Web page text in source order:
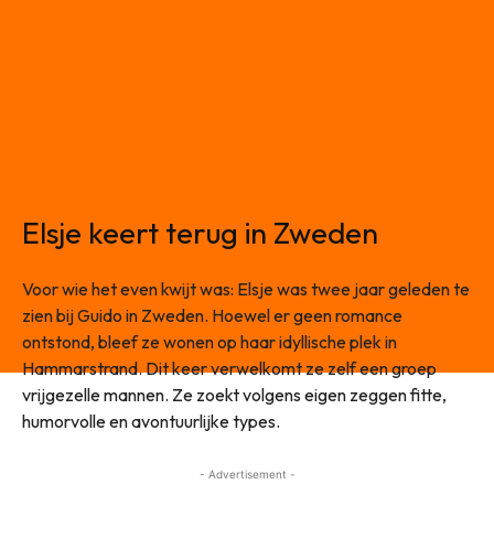
Elsje keert terug in Zweden
Voor wie het even kwijt was: Elsje was twee jaar geleden te
zien bij Guido in Zweden. Hoewel er geen romance
ontstond, bleef ze wonen op haar idyllische plek in
Hammarstrand. Dit keer verwelkomt ze zelf een groep
vrijgezelle mannen. Ze zoekt volgens eigen zeggen fitte,
humorvolle en avontuurlijke types.
- Advertisement -